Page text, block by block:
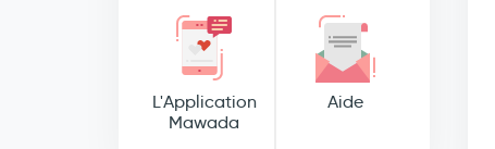
L'Application
Mawada
Aide